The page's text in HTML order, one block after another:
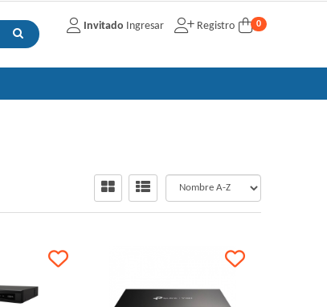
Invitado Ingresar Registro 0